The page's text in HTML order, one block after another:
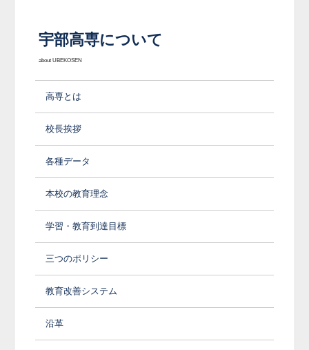
宇部高専について
about UBEKOSEN
高専とは
校長挨拶
各種データ
本校の教育理念
学習・教育到達目標
三つのポリシー
教育改善システム
沿革